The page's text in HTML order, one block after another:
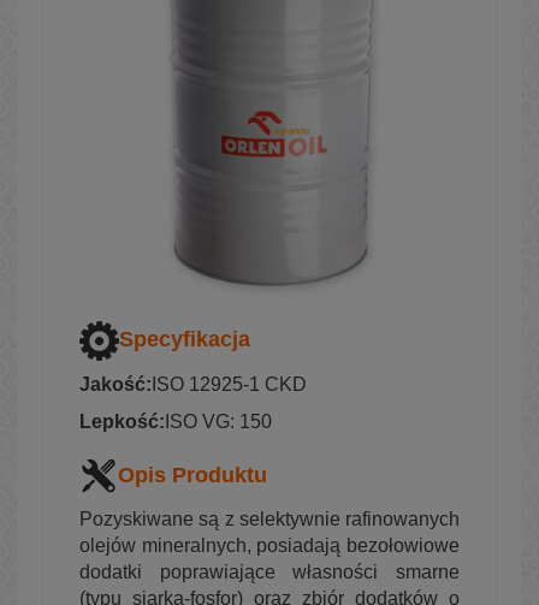
Specyfikacja
Jakość: ISO 12925-1 CKD
Lepkość: ISO VG: 150
Opis Produktu
Pozyskiwane są z selektywnie rafinowanych
olejów mineralnych, posiadają bezołowiowe
dodatki poprawiające własności smarne
(typu siarka-fosfor) oraz zbiór dodatków o